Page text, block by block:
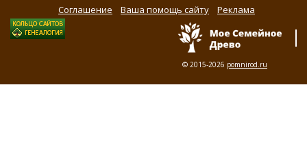
Соглашение Ваша помощь сайту Реклама
© 2015-2026 pomnirod.ru